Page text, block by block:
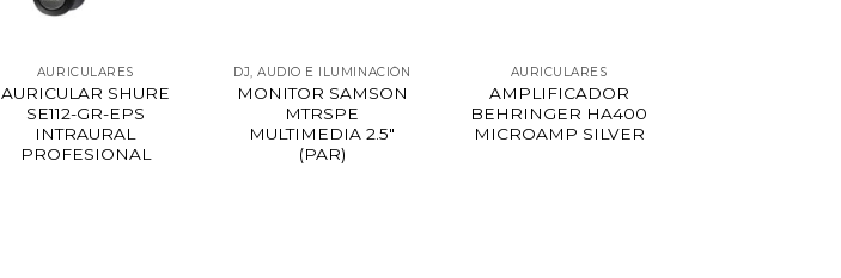
AURICULARES
AURICULAR SHURE
SE112-GR-EPS
INTRAURAL
PROFESIONAL
DJ, AUDIO E ILUMINACIÓN
MONITOR SAMSON
MTRSPE
MULTIMEDIA 2.5″
(PAR)
AURICULARES
AMPLIFICADOR
BEHRINGER HA400
MICROAMP SILVER